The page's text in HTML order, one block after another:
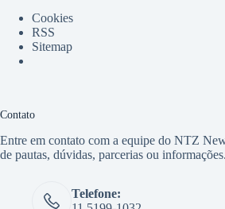
Cookies
RSS
Sitemap
Contato
Entre em contato com a equipe do NTZ
de pautas, dúvidas, parcerias ou informações.
Telefone: